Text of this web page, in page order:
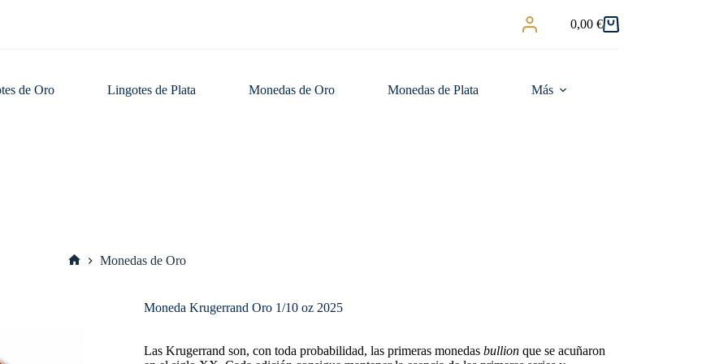
Carro
0,00 €
de Oro Lingotes de Plata Monedas de Oro Monedas de Plata Más
Monedas de Oro
Moneda Krugerrand Oro 1/10 oz 2025
Las Krugerrand son, con toda probabilidad, las primeras monedas bullionque se acuñaron